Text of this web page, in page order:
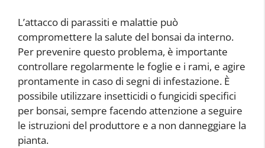
L’attacco di parassiti e malattie può
compromettere la salute del bonsai da interno.
Per prevenire questo problema, è importante
controllare regolarmente le foglie e i rami, e agire
prontamente in caso di segni di infestazione. È
possibile utilizzare insetticidi o fungicidi specifici
per bonsai, sempre facendo attenzione a seguire
le istruzioni del produttore e a non danneggiare la
pianta.